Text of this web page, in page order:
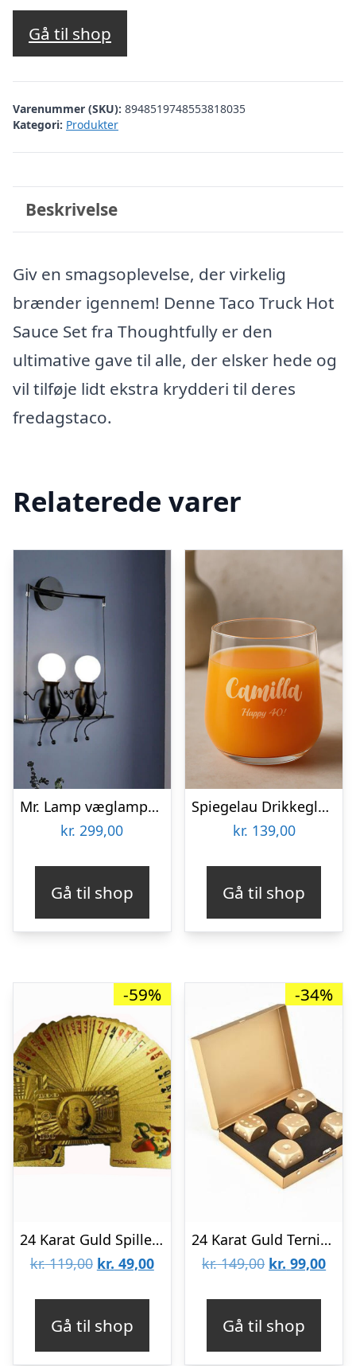
Gå til shop
Varenummer (SKU): 8948519748553818035
Kategori: Produkter
Beskrivelse
Giv en smagsoplevelse, der virkelig
brænder igennem! Denne Taco Truck Hot
Sauce Set fra Thoughtfully er den
ultimative gave til alle, der elsker hede og
vil tilføje lidt ekstra krydderi til deres
fredagstaco.
Relaterede varer
Mr. Lamp væglampe – to på en gynge
kr. 299,00
Gå til shop
Spiegelau Drikkeglas med Gravering – Egen Tekst
kr. 139,00
Gå til shop
-59%
24 Karat Guld Spillekort
kr.119,00 Den
kr. 49,00Den
Gå til shop
-34%
24 Karat Guld Terninger
kr.149,00 Den
kr. 99,00Den
Gå til shop